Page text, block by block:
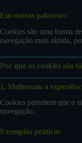
Em outras palavras:
Cookies são uma forma
navegação mais rápida,
Por que os cookies são
1. Melhoram a
Cookies permitem que o
navegação.
Exemplos práticos